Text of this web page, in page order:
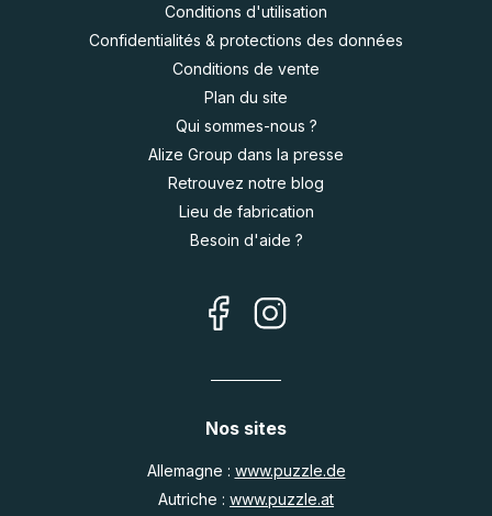
Conditions d'utilisation
Confidentialités & protections des données
Conditions de vente
Plan du site
Qui sommes-nous ?
Alize Group dans la presse
Retrouvez notre blog
Lieu de fabrication
Besoin d'aide ?
Nos sites
Allemagne : www.puzzle.de
Autriche : www.puzzle.at